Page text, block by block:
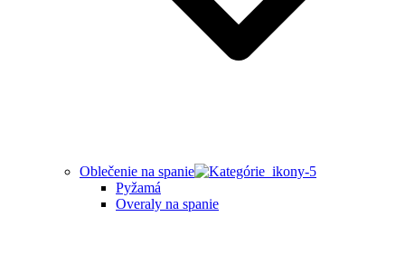
Oblečenie na spanie
Pyžamá
Overaly na spanie